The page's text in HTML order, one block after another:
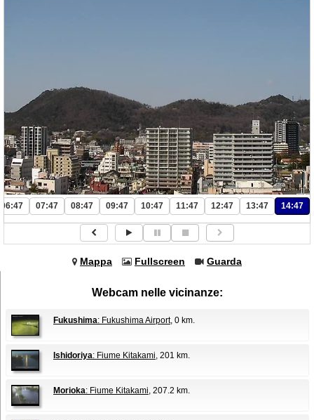
06:47 07:47 08:47 09:47 10:47 11:47 12:47 13:47 14:47
Mappa Fullscreen Guarda
Webcam nelle vicinanze:
Fukushima: Fukushima Airport, 0 km.
Ishidoriya: Fiume Kitakami, 201 km.
Morioka: Fiume Kitakami, 207.2 km.